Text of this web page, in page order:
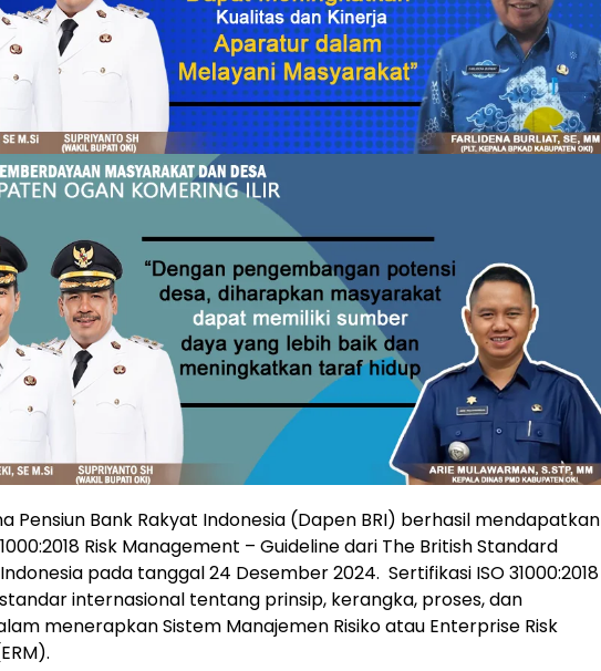
Pensiun Bank Rakyat Indonesia (Dapen BRI) berhasil mendapatkan
Risk Management – Guideline dari The British Standard
pada tanggal 24 Desember 2024. Sertifikasi ISO 31000:2018
internasional tentang prinsip, kerangka, proses, dan
menerapkan Sistem Manajemen Risiko atau Enterprise Risk